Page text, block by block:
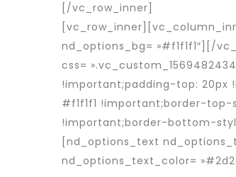
[/vc_row_inner]
nd_options_bg= »#f1f1f1″][/
css=
!important;padding-top:
#f1f1f1 !important;border-
!important;border-bottom-
[nd_options_text
nd_options_text_color=